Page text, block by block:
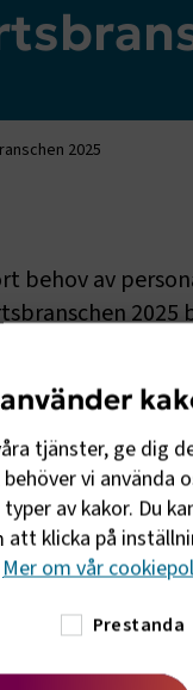
2025
behov av
2025
med 2027. Om
export att
tjänster, ge dig
vi
av kakor. Du
klicka på
Mer om vår
Prestanda